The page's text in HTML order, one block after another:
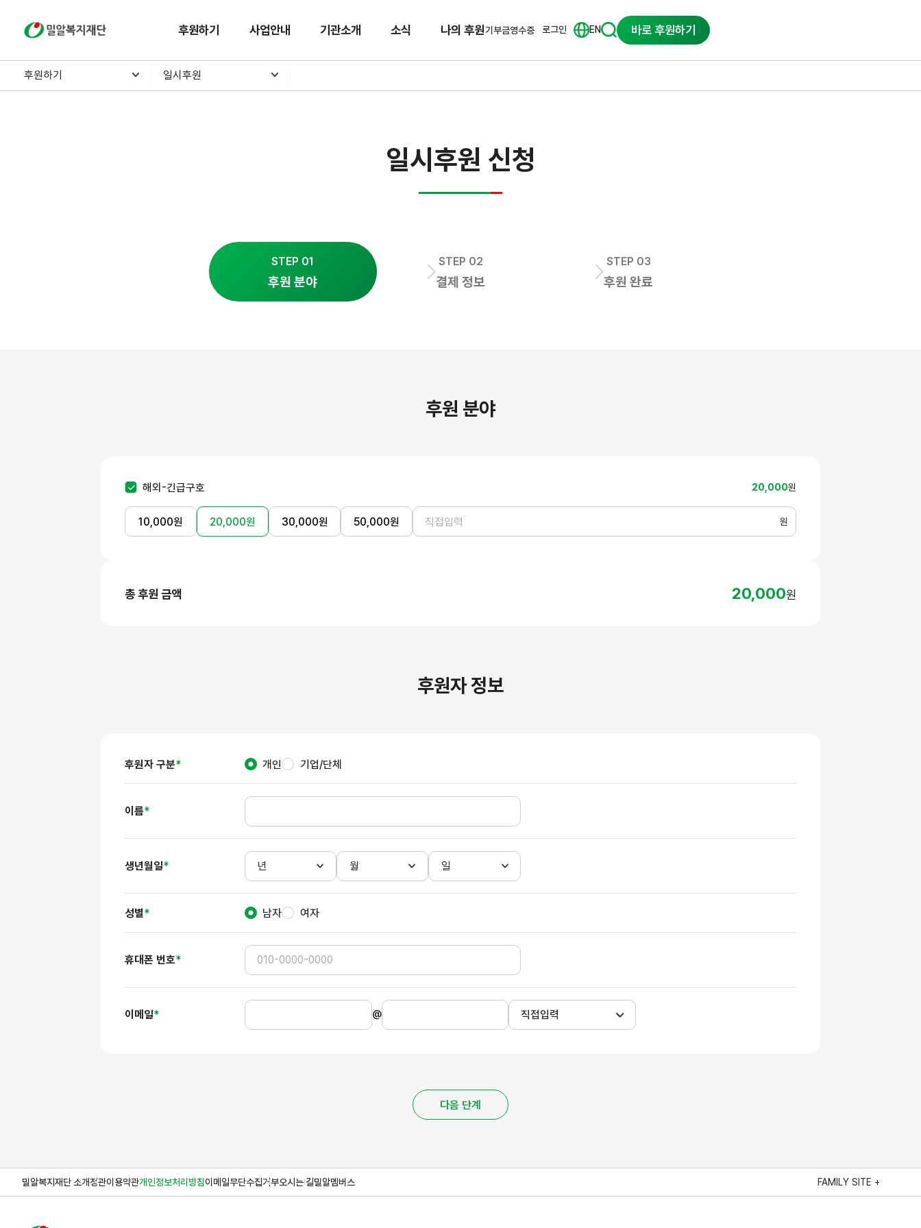
밀알복지재단 후원하기 사업안내 기관소개 소식 나의 후원기부금영수증 로그인 EN 바로 후원하기
후원하기 일시후원
일시후원 신청
STEP 01
후원 분야
STEP 02
결제 정보
STEP 03
후원 완료
후원 분야
해외-긴급구호 20,000원
10,000원 20,000원 30,000원 50,000원 원
총 후원 금액 20,000원
후원자 정보
후원자 구분* 개인 기업/단체
이름*
생년월일*
년 월 일
성별* 남자 여자
휴대폰 번호*
이메일* @ 직접입력
다음 단계
밀알복지재단 소개정관이용약관개인정보처리방침이메일무단수집거부오시는 길밀알멤버스 FAMILY SITE +